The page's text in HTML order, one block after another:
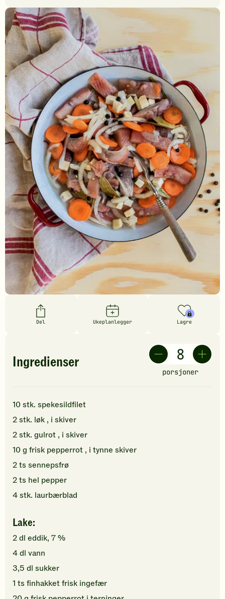
oppskriften.
Del Ukeplanlegger Lagre
Ingredienser
porsjoner
10stk. spekesildfilet
2stk. løk , i skiver
2stk. gulrot , i skiver
10g frisk pepperrot , i tynne skiver
2ts sennepsfrø
2ts hel pepper
4stk. laurbærblad
Lake:
2dl eddik, 7 %
4dl vann
3,5 dl sukker
1 ts finhakketfrisk ingefær